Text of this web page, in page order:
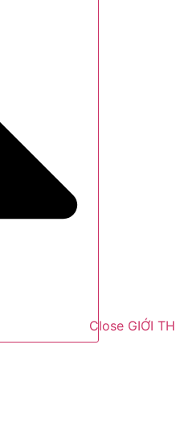
Close GIỚI